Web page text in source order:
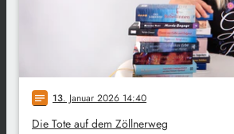
notes 13. Januar 2026 14:40
Die Tote auf dem Zöllnerweg